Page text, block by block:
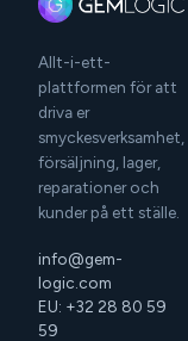
Allt-i-ett-
plattformen för att
driva er
smyckesverksamhet,
försäljning, lager,
reparationer och
kunder på ett ställe.
info@gem-
logic.com
EU: +32 28 80 59
59